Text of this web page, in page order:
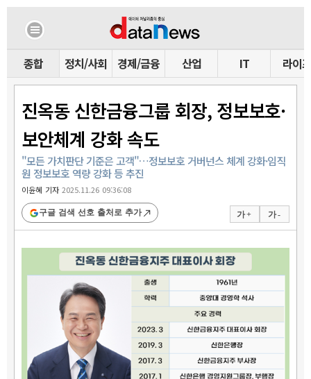
종합 정치/사회 경제/금융 산업 IT 라이프
진옥동 신한금융그룹 회장, 정보보호·
보안체계 강화 속도
"모든 가치판단 기준은 고객"…정보보호 거버넌스 체계 강화·임직
원 정보보호 역량 강화 등 추진
이윤혜 기자2025.11.26 09:36:08
가 + 가 -
구글 검색 선호 출처로 추가